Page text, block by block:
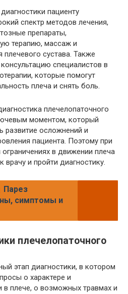
пациенту
спектр методов лечения,
препараты,
терапию, массаж и
сустава. Также
специалистов в
которые помогут
плеча и снять боль.
плечелопаточного
моментом, который
развитие осложнений и
пациента. Поэтому при
в движении плеча
и пройти диагностику.
Парез
симптомы и
плечелопаточного
этап диагностики, в котором
о характере и
в плече, о возможных травмах и